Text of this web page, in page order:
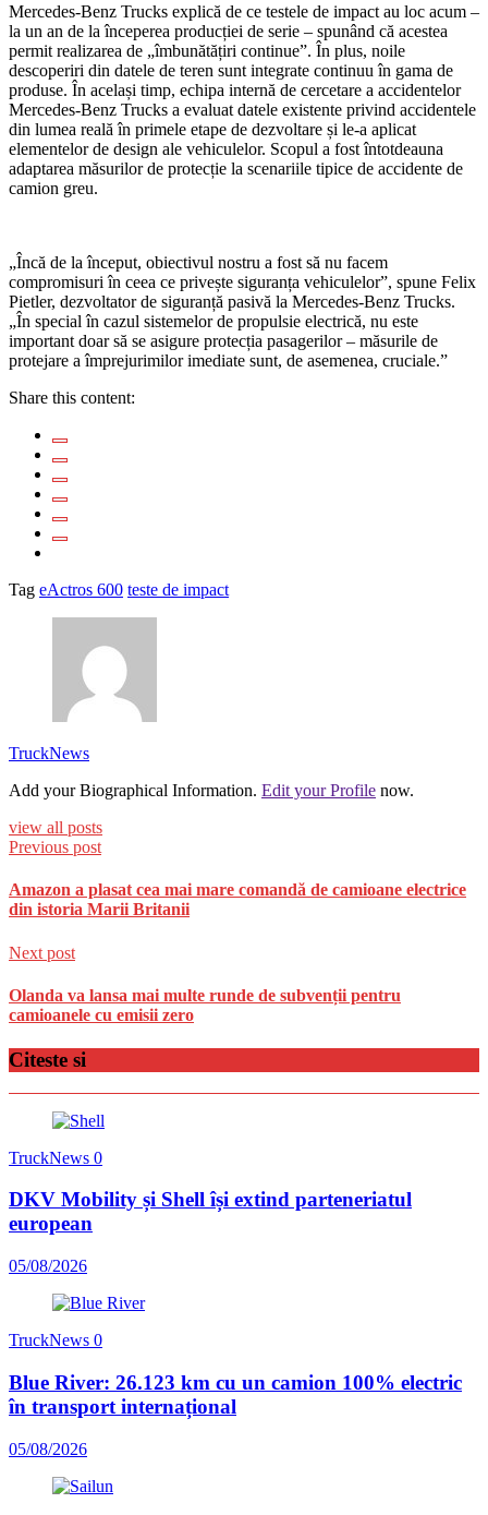
Mercedes-Benz Trucks explică de ce testele de impact au loc acum –
la un an de la începerea producției de serie – spunând că acestea
permit realizarea de „îmbunătățiri continue”. În plus, noile
descoperiri din datele de teren sunt integrate continuu în gama de
produse. În același timp, echipa internă de cercetare a accidentelor
Mercedes-Benz Trucks a evaluat datele existente privind accidentele
din lumea reală în primele etape de dezvoltare și le-a aplicat
elementelor de design ale vehiculelor. Scopul a fost întotdeauna
adaptarea măsurilor de protecție la scenariile tipice de accidente de
camion greu.
„Încă de la început, obiectivul nostru a fost să nu facem
compromisuri în ceea ce privește siguranța vehiculelor”, spune Felix
Pietler, dezvoltator de siguranță pasivă la Mercedes-Benz Trucks.
„În special în cazul sistemelor de propulsie electrică, nu este
important doar să se asigure protecția pasagerilor – măsurile de
protejare a împrejurimilor imediate sunt, de asemenea, cruciale.”
Share this content:
Tag eActros 600 teste de impact
TruckNews
Add your Biographical Information. Edit your Profile now.
view all posts
Previous post
Amazon a plasat cea mai mare comandă de camioane electrice
din istoria Marii Britanii
Next post
Olanda va lansa mai multe runde de subvenții pentru
camioanele cu emisii zero
Citeste si
TruckNews 0
DKV Mobility și Shell își extind parteneriatul
european
05/08/2026
TruckNews 0
Blue River: 26.123 km cu un camion 100% electric
în transport internațional
05/08/2026